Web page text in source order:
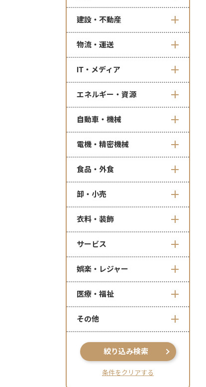
建設・不動産
物流・運送
IT・メディア
エネルギー・資源
自動車・機械
電機・精密機械
食品・外食
卸・小売
衣料・装飾
サービス
娯楽・レジャー
医療・福祉
その他
絞り込み検索
条件をクリアする